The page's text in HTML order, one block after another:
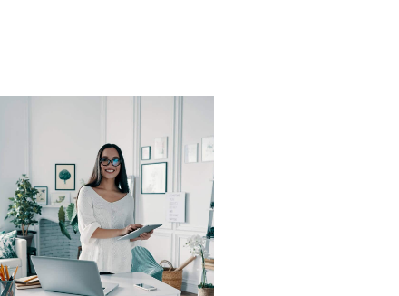
Mesmo que o processo
seja simples, algumas
dúvidas podem surgir.
Cuidamos de tudo para
você estar sempre em dia
com o governo.